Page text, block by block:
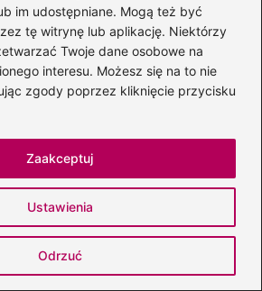
im udostępniane. Mogą też być
tę witrynę lub aplikację. Niektórzy
Twoje dane osobowe na
interesu. Możesz się na to nie
zgody poprzez kliknięcie przycisku
Ustawienia
Odrzuć
Zaakceptuj
i prowadzę brunonalia.pl — miejsce, w
się z codziennością, a słowa mają
Od zawsze żyję w towarzystwie
przyjemnością zgłębiam o własnych
porach.
co mnie fascynuje: o lekturach
i cytatach, o historii literatury i